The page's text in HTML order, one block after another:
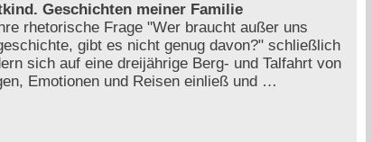
Geschichten meiner Familie
rhetorische Frage "Wer braucht außer uns
gibt es nicht genug davon?" schließlich
sich auf eine dreijährige Berg- und Talfahrt von
Emotionen und Reisen einließ und …